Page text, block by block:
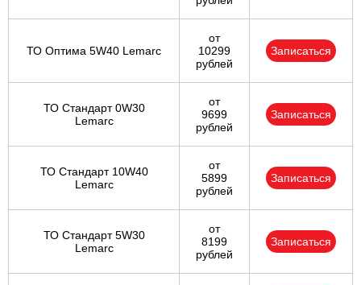
ТО Оптима 5W40 Lemarc
от
10299
рублей
Записаться
ТО Стандарт 0W30
Lemarc
от
9699
рублей
Записаться
ТО Стандарт 10W40
Lemarc
от
5899
рублей
Записаться
ТО Стандарт 5W30
Lemarc
от
8199
рублей
Записаться